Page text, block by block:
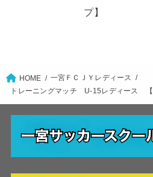
プ】
HOME
一宮ＦＣＪＹレディース
トレーニングマッチ U-15レディース 【